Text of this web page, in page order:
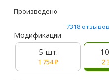
Произведено
7318
Модификации
5 шт.
1 754₽ 2